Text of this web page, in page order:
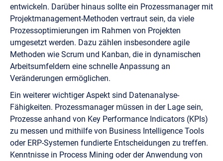
entwickeln. Darüber hinaus sollte ein Prozessmanager mit
Projektmanagement-Methoden vertraut sein, da viele
Prozessoptimierungen im Rahmen von Projekten
umgesetzt werden. Dazu zählen insbesondere agile
Methoden wie Scrum und Kanban, die in dynamischen
Arbeitsumfeldern eine schnelle Anpassung an
Veränderungen ermöglichen.
Ein weiterer wichtiger Aspekt sind Datenanalyse-
Fähigkeiten. Prozessmanager müssen in der Lage sein,
Prozesse anhand von Key Performance Indicators (KPIs)
zu messen und mithilfe von Business Intelligence Tools
oder ERP-Systemen fundierte Entscheidungen zu treffen.
Kenntnisse in Process Mining oder der Anwendung von